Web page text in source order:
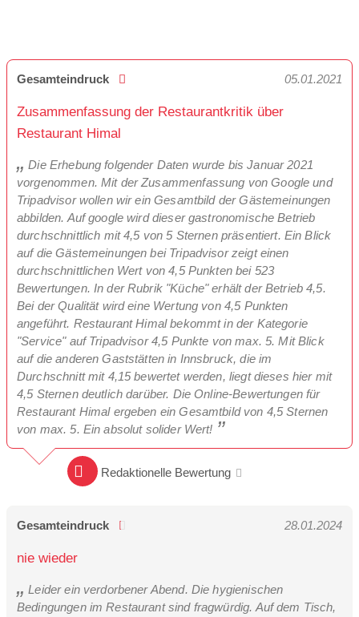
Gesamteindruck 05.01.2021
Zusammenfassung der Restaurantkritik über
Restaurant Himal
Die Erhebung folgender Daten wurde bis Januar 2021
vorgenommen. Mit der Zusammenfassung von Google und
Tripadvisor wollen wir ein Gesamtbild der Gästemeinungen
abbilden. Auf google wird dieser gastronomische Betrieb
durchschnittlich mit 4,5 von 5 Sternen präsentiert. Ein Blick
auf die Gästemeinungen bei Tripadvisor zeigt einen
durchschnittlichen Wert von 4,5 Punkten bei 523
Bewertungen. In der Rubrik "Küche" erhält der Betrieb 4,5.
Bei der Qualität wird eine Wertung von 4,5 Punkten
angeführt. Restaurant Himal bekommt in der Kategorie
"Service" auf Tripadvisor 4,5 Punkte von max. 5. Mit Blick
auf die anderen Gaststätten in Innsbruck, die im
Durchschnitt mit 4,15 bewertet werden, liegt dieses hier mit
4,5 Sternen deutlich darüber. Die Online-Bewertungen für
Restaurant Himal ergeben ein Gesamtbild von 4,5 Sternen
von max. 5. Ein absolut solider Wert!
Redaktionelle Bewertung
Gesamteindruck 28.01.2024
nie wieder
Leider ein verdorbener Abend. Die hygienischen
Bedingungen im Restaurant sind fragwürdig. Auf dem Tisch,